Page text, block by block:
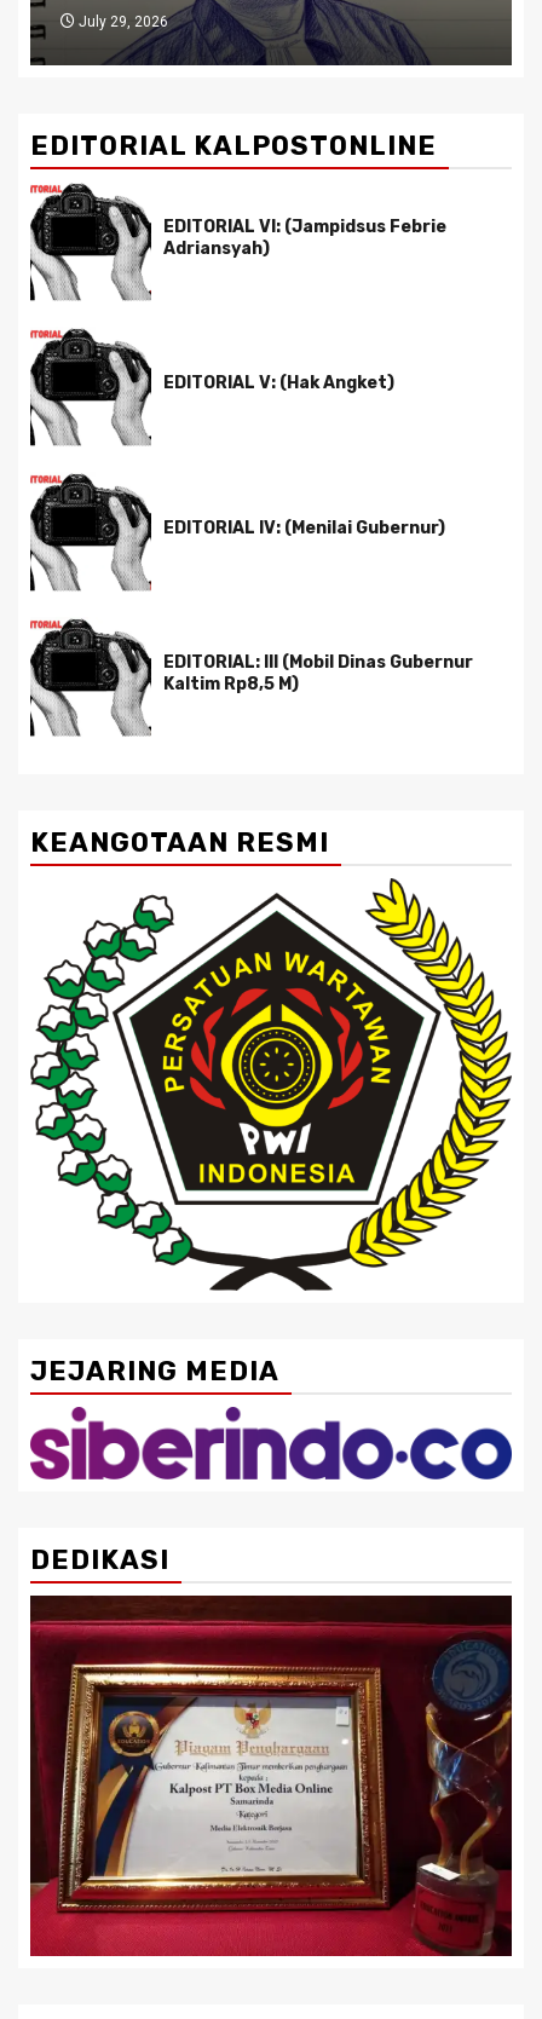
July 27, 2026
EDITORIAL KALPOSTONLINE
EDITORIAL VI: (Jampidsus Febrie
Adriansyah)
EDITORIAL V: (Hak Angket)
EDITORIAL IV: (Menilai Gubernur)
EDITORIAL: III (Mobil Dinas Gubernur
Kaltim Rp8,5 M)
KEANGOTAAN RESMI
JEJARING MEDIA
DEDIKASI